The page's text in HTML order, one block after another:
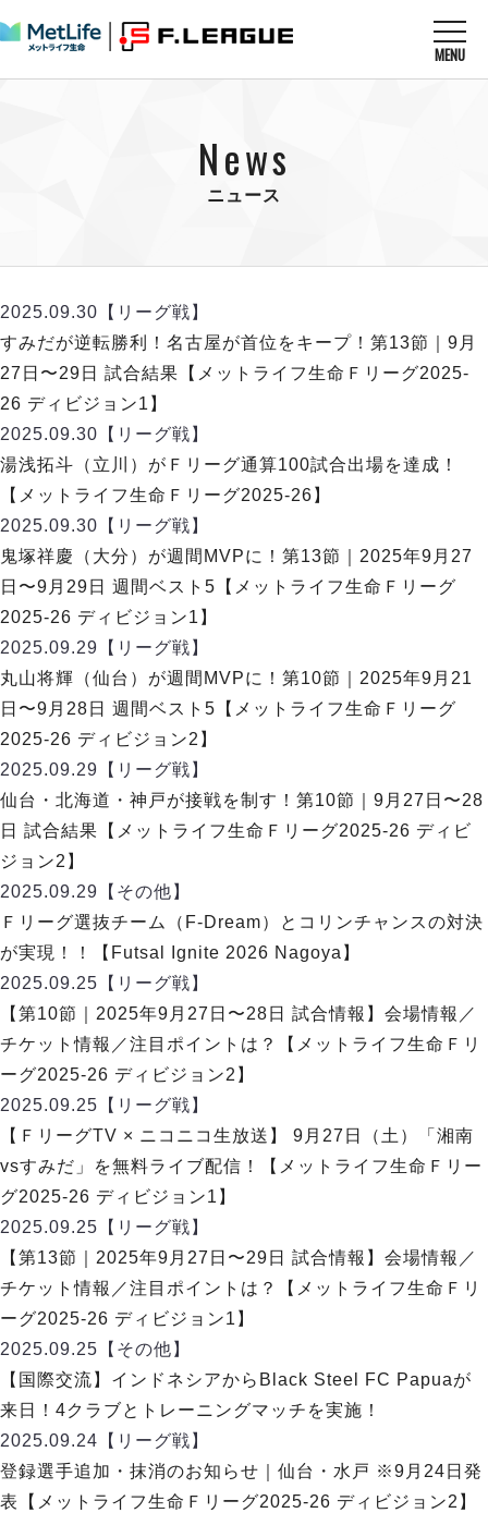
MENU
U-23選抜
クラブ
チケット
メディア情報
フットサル日本代表
その他
MATCHES
順位表
戦績表
警告・退場・出場停止選手
個人ランキング｜ゴール
個人ランキング｜シュート
個人ランキング｜シュート成功率
個人ランキング｜第2PK
メットライフ生命Ｆ２リーグ
試合日程
順位表
戦績表
警告・退場・出場停止選手
個人ランキング｜ゴール
個人ランキング｜シュート
個人ランキング｜シュート成功率
個人ランキング｜第2PK
メットライフ生命Ｆリーグカップ 2026
試合日程・結果
大会概要
アリーナ情報
チケット情報
過去の記録
メットライフ生命Ｆ１リーグ
エスポラーダ北海道
バルドラール浦安
フウガドールすみだ
しながわシティ
立川アスレティックFC
ペスカドーラ町田
湘南ベルマーレ
ボアルース長野
名古屋オーシャンズ
シュライカー大阪
ボルクバレット北九州
バサジィ大分
メットライフ生命Ｆ２リーグ
ヴォスクオーレ仙台
マルバ水戸FC
リガーレヴィア葛飾
Y．S．C．C．横浜
ヴィンセドール白山
アグレミーナ浜松
デウソン神戸
ポルセイド浜田
ミラクルスマイル新居浜
チケットを買う
アリーナ情報
リーグ概要 ABOUT US
リーグ概要
日本フットサルリーグについて
大会概要
リーグ要項
クラブライセンス関連
アリーナ観戦マナー&ルール
過去の記録 ARCHIVE
過去の試合記録
ディビジョン1 試合記録
ディビジョン2 試合記録
Ｆリーグカップ 試合記録
リーグ統計データ
記念ゴール
ハットトリック
担当審判員
選手の通算記録（Ｆ１）
エスポラーダ北海道
バルドラール浦安
フウガドールすみだ
しながわシティ
立川アスレティックFC
ペスカドーラ町田
湘南ベルマーレ
ボアルース長野
名古屋オーシャンズ
シュライカー大阪
ボルクバレット北九州
バサジィ大分
選手の通算記録（Ｆ２）
ヴォスクオーレ仙台
マルバ水戸FC
プロジェクト PROJECT
ABeam AWARD
DIVISION01
DIVISION02
FOLLOW US!
News
ニュース
2025.09.30 【リーグ戦】
すみだが逆転勝利！名古屋が首位をキープ！第13節｜9月
27日〜29日 試合結果【メットライフ生命Ｆリーグ2025-
26 ディビジョン1】
2025.09.30 【リーグ戦】
湯浅拓斗（立川）がＦリーグ通算100試合出場を達成！
【メットライフ生命Ｆリーグ2025-26】
2025.09.30 【リーグ戦】
鬼塚祥慶（大分）が週間MVPに！第13節｜2025年9月27
日〜9月29日 週間ベスト5【メットライフ生命Ｆリーグ
2025-26 ディビジョン1】
2025.09.29 【リーグ戦】
丸山将輝（仙台）が週間MVPに！第10節｜2025年9月21
日〜9月28日 週間ベスト5【メットライフ生命Ｆリーグ
2025-26 ディビジョン2】
2025.09.29 【リーグ戦】
仙台・北海道・神戸が接戦を制す！第10節｜9月27日〜28
日 試合結果【メットライフ生命Ｆリーグ2025-26 ディビ
ジョン2】
2025.09.29 【その他】
Ｆリーグ選抜チーム（F-Dream）とコリンチャンスの対決
が実現！！【Futsal Ignite 2026 Nagoya】
2025.09.25 【リーグ戦】
【第10節｜2025年9月27日〜28日 試合情報】会場情報／
チケット情報／注目ポイントは？【メットライフ生命Ｆリ
ーグ2025-26 ディビジョン2】
2025.09.25 【リーグ戦】
【ＦリーグTV × ニコニコ生放送】 9月27日（土）「湘南
vsすみだ」を無料ライブ配信！【メットライフ生命Ｆリー
グ2025-26 ディビジョン1】
2025.09.25 【リーグ戦】
【第13節｜2025年9月27日〜29日 試合情報】会場情報／
チケット情報／注目ポイントは？【メットライフ生命Ｆリ
ーグ2025-26 ディビジョン1】
2025.09.25 【その他】
【国際交流】インドネシアからBlack Steel FC Papuaが
来日！4クラブとトレーニングマッチを実施！
2025.09.24 【リーグ戦】
登録選手追加・抹消のお知らせ｜仙台・水戸 ※9月24日発
表【メットライフ生命Ｆリーグ2025-26 ディビジョン2】